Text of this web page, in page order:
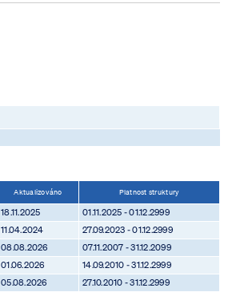
Aktualizováno Platnost struktury
18.11.2025
01.11.2025 - 01.12.2999
11.04.2024
27.09.2023 - 01.12.2999
08.08.2026
07.11.2007 - 31.12.2099
01.06.2026
14.09.2010 - 31.12.2999
05.08.2026
27.10.2010 - 31.12.2999